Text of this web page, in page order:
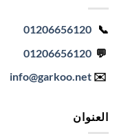
📞
01206656120
💬
01206656120
✉️
info@garkoo.net
العنوان